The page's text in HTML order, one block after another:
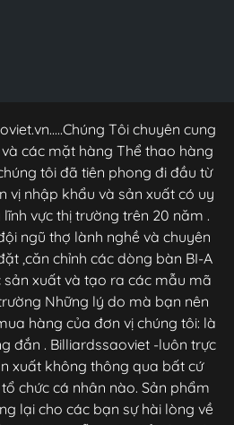
Tôi chuyên cung
các mặt hàng Thể thao hàng
tôi đã tiên phong đi đầu từ
vị nhập khẩu và sản xuất có uy
vực thị trường trên 20 năm .
ngũ thợ lành nghề và chuyên
,căn chỉnh các dòng bàn BI-A
sản xuất và tạo ra các mẫu mã
Những lý do mà bạn nên
hàng của đơn vị chúng tôi: là
đắn . Billiardssaoviet -luôn trực
xuất không thông qua bất cứ
chức cá nhân nào. Sản phẩm
lại cho các bạn sự hài lòng về